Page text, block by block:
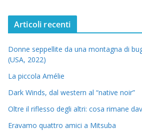
Articoli recenti
Donne seppellite da una montagna di
(USA, 2022)
La piccola Amélie
Dark Winds, dal western al “native noir”
Oltre il riflesso degli altri: cosa rimane
Eravamo quattro amici a Mitsuba